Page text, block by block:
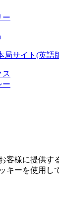
ー
局サイト(英語
ス
ー
客様に提供す
キーを使用し